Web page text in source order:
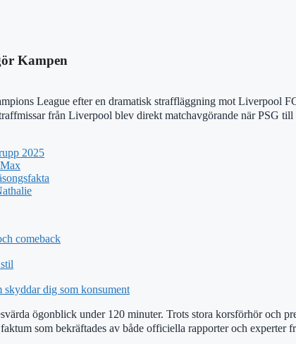
Kampen
League efter en dramatisk straffläggning mot Liverpool
från Liverpool blev direkt matchavgörande när PSG
2025
comeback
skyddar dig som konsument
ögonblick under 120 minuter. Trots stora korsförhör och
som bekräftades av både officiella rapporter och experter